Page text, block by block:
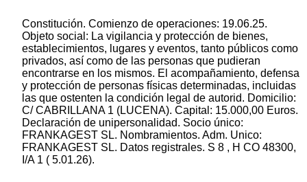
Constitución. Comienzo de operaciones: 19.06.25.
Objeto social: La vigilancia y protección de bienes,
establecimientos, lugares y eventos, tanto públicos como
privados, así como de las personas que pudieran
encontrarse en los mismos. El acompañamiento, defensa
y protección de personas físicas determinadas, incluidas
las que ostenten la condición legal de autorid. Domicilio:
C/ CABRILLANA 1 (LUCENA). Capital: 15.000,00 Euros.
Declaración de unipersonalidad. Socio único:
FRANKAGEST SL. Nombramientos. Adm. Unico:
FRANKAGEST SL. Datos registrales. S 8 , H CO 48300,
I/A 1 ( 5.01.26).